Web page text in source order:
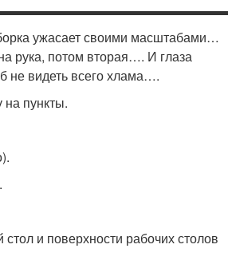
ужасает своими масштабами…
рука, потом вторая…. И глаза
не видеть всего хлама….
на пункты.
и поверхности рабочих столов